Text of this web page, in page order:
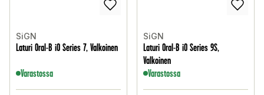
SiGN
Laturi Oral-B iO Series 7, Valkoinen
Varastossa
SiGN
Laturi Oral-B iO Series 9S,
Valkoinen
Varastossa